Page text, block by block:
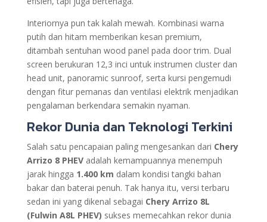
Interiornya pun tak kalah mewah. Kombinasi warna
putih dan hitam memberikan kesan premium,
ditambah sentuhan wood panel pada door trim. Dual
screen berukuran 12,3 inci untuk instrumen cluster dan
head unit, panoramic sunroof, serta kursi pengemudi
dengan fitur pemanas dan ventilasi elektrik menjadikan
pengalaman berkendara semakin nyaman.
Rekor Dunia dan Teknologi Terkini
Salah satu pencapaian paling mengesankan dari Chery
Arrizo 8 PHEVadalah kemampuannya menempuh
jarak hingga 1.400 km dalam kondisi tangki bahan
bakar dan baterai penuh. Tak hanya itu, versi terbaru
sedan ini yang dikenal sebagai Chery Arrizo 8L
(Fulwin A8L PHEV) sukses memecahkan rekor dunia